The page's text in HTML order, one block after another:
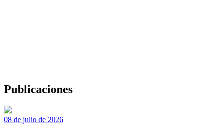
Publicaciones
08 de julio de 2026